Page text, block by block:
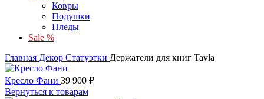
Ковры
Подушки
Пледы
Sale %
Главная Декор Статуэтки Держатели для книг Tavla
Кресло Фани 39 900 ₽
Вернуться к товарам